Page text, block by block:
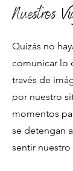
Nuestros
Quizás no
comunicar lo
través de
por nuestro
momentos
se detengan
sentir